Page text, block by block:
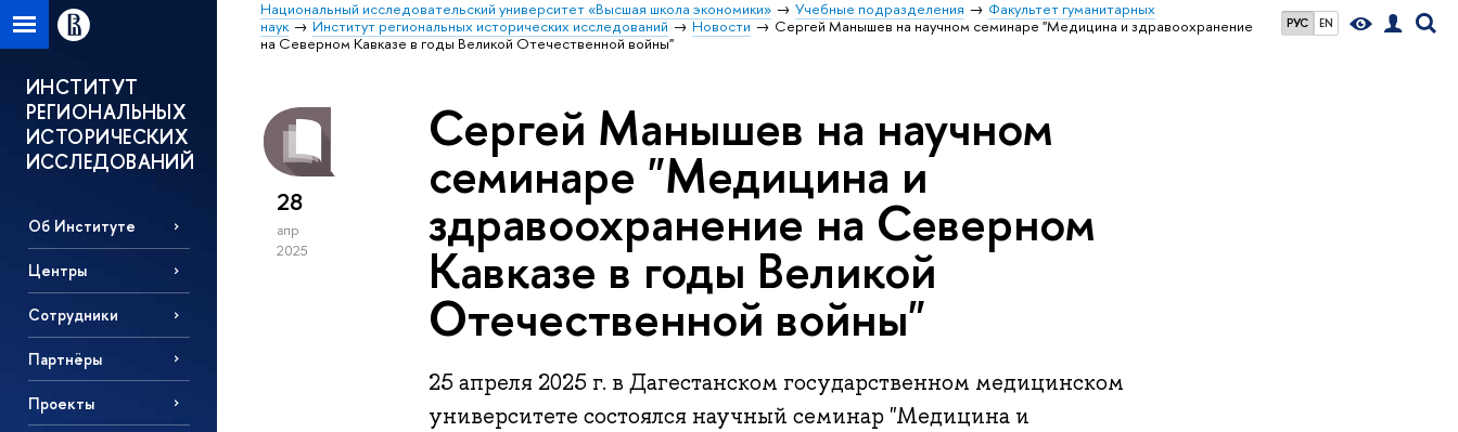
РУС EN
Национальный исследовательский университет «Высшая школа экономики» Учебные подразделения
Факультет гуманитарных
наук
Институт региональных исторических исследований Новости
Сергей Манышев на научном семинаре "Медицина и здравоохранение
на Северном Кавказе в годы Великой Отечественной войны"
ИНСТИТУТ
РЕГИОНАЛЬНЫХ
ИСТОРИЧЕСКИХ
ИССЛЕДОВАНИЙ
Об Институте
Центры
Сотрудники
Партнёры
Проекты
28
апр
2025
Сергей Манышев на научном
семинаре "Медицина и
здравоохранение на Северном
Кавказе в годы Великой
Отечественной войны"
25 апреля 2025 г. в Дагестанском государственном медицинском
университете состоялся научный семинар "Медицина и